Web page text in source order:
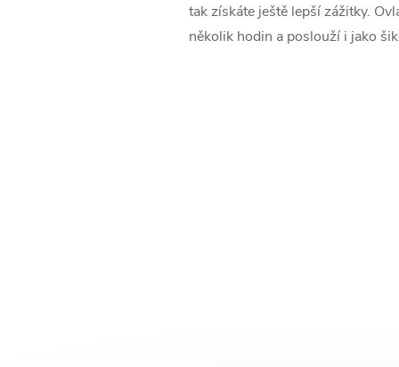
tak získáte ještě lepší zážitky.
několik hodin a poslouží i jako